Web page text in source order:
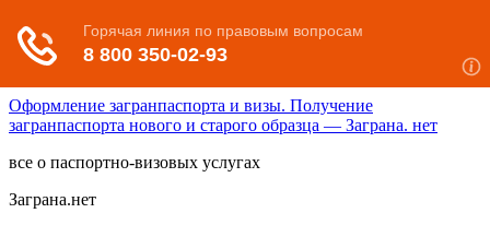
Оформление загранпаспорта и визы. Получение
загранпаспорта нового и старого образца — Заграна. нет
все о паспортно-визовых услугах
Заграна.нет